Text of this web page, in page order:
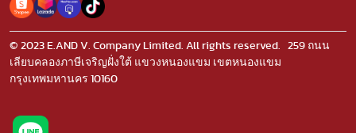
© 2023 E.AND V. Company Limited. All rights reserved. 259 ถนน
เลียบคลองภาษีเจริญฝั่งใต้ แขวงหนองแขม เขตหนองแขม
กรุงเทพมหานคร 10160